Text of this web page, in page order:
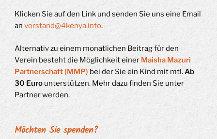
Klicken Sie auf den Link und senden Sie uns eine Email
an vorstand@4kenya.info.
Alternativ zu einem monatlichen Beitrag für den
Verein besteht die Möglichkeit einer Maisha Mazuri
Partnerschaft (MMP) bei der Sie ein Kind mit mtl.Ab
30 Euro unterstützen. Mehr dazu finden Sie unter
Partner werden.
Möchten Sie spenden?